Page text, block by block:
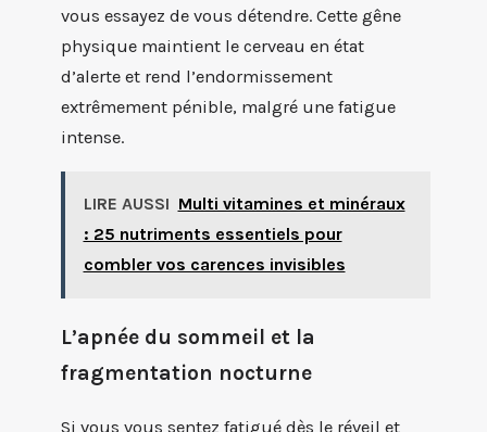
vous essayez de vous détendre. Cette gêne
physique maintient le cerveau en état
d’alerte et rend l’endormissement
extrêmement pénible, malgré une fatigue
intense.
LIRE AUSSI Multi vitamines et minéraux
: 25 nutriments essentiels pour
combler vos carences invisibles
L’apnée du sommeil et la
fragmentation nocturne
Si vous vous sentez fatigué dès le réveil et